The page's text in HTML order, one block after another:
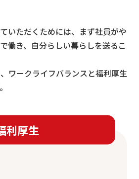
いただくためには、まず社員がや
働き、自分らしい暮らしを送るこ
ワークライフバランスと福利厚生
利厚生